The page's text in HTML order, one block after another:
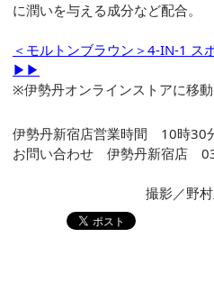
に潤いを与える成分など配合。
＜モルトンブラウン＞4-IN-1 ス
▶▶
※伊勢丹オンラインストアに移
伊勢丹新宿店営業時間 10時30
お問い合わせ 伊勢丹新宿店
撮影／野